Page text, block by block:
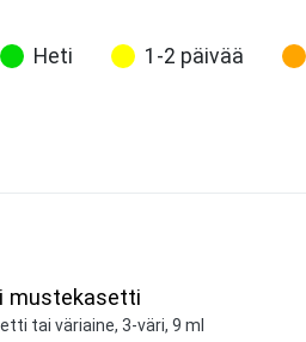
Heti 1-2 päivää
mustekasetti
tai väriaine, 3-väri, 9 ml